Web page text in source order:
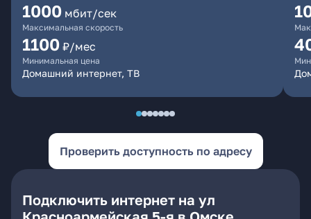
1000 мбит/сек
Максимальная скорость
1100 ₽/мес
Минимальная цена
Домашний интернет, ТВ
Проверить доступность по адресу
Подключить интернет на ул